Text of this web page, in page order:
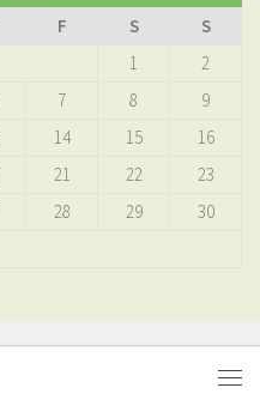
F S
S
1
2
7 8
9
14 15
16
21 22
23
28 29
30